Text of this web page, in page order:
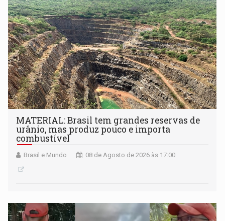
setembro
MATERIAL: Brasil tem grandes reservas de
urânio, mas produz pouco e importa
combustível
Brasil e Mundo 08 de Agosto de 2026 às 17:00